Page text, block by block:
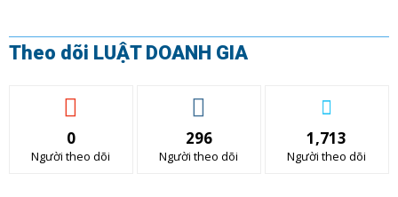
Theo dõi LUẬT DOANH GIA
0
Người theo dõi
296
Người theo dõi
1,713
Người theo dõi